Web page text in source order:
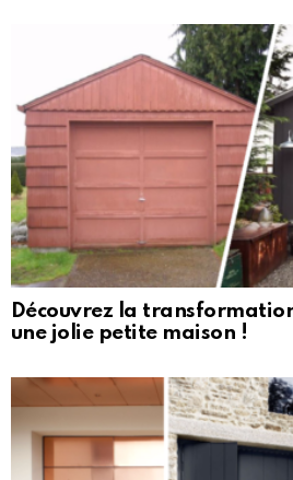
Découvrez la
une jolie petite maison !